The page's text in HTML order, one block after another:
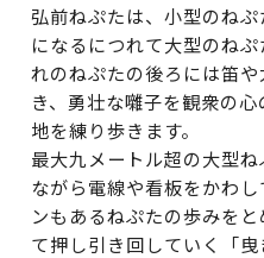
弘前ねぷたは、小型のね
になるにつれて大型のね
れのねぷたの後ろには笛
き、勇壮な囃子を観衆の
地を練り歩きます。
最大九メートル超の大型
ながら電線や看板をかわ
ンもあるねぷたの歩みを
て押し引き回していく「曳